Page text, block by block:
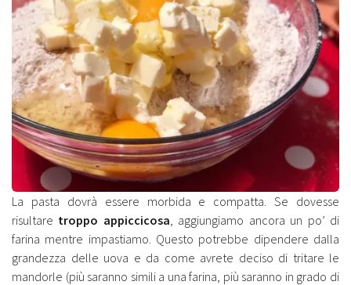
La pasta dovrà essere morbida e compatta. Se dovesse
risultare troppo appiccicosa , aggiungiamo ancora un po’ di
farina mentre impastiamo. Questo potrebbe dipendere dalla
grandezza delle uova e da come avrete deciso di tritare le
mandorle (più saranno simili a una farina, più saranno in grado di